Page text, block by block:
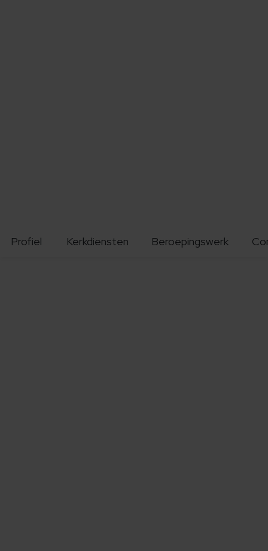
Profiel Kerkdiensten Beroepingswerk